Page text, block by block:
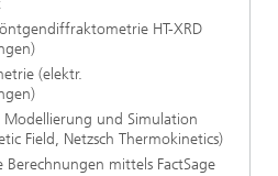
HT-XRD
(elektr.
Modellierung und Simulation
Field, Netzsch Thermokinetics)
Berechnungen mittels FactSage